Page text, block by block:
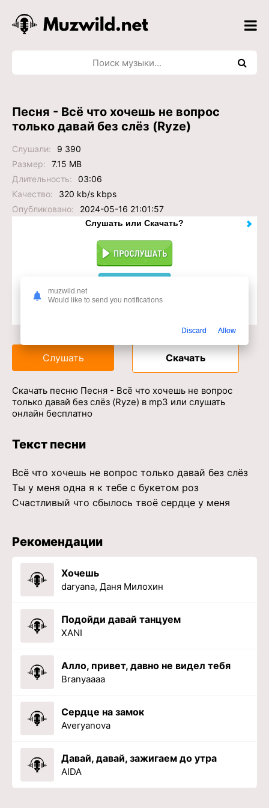
Песня - Всё что хочешь не вопрос
только давай без слёз (Ryze)
Слушали:
9 390
Размер:
7.15 MB
Длительность:
03:06
Качество:
320 kb/s kbps
Опубликовано:
2024-05-16 21:01:57
Слушать или Скачать?
Слушать Скачать
Скачать песню Песня - Всё что хочешь не вопрос
только давай без слёз (Ryze) в mp3 или слушать
онлайн бесплатно
Текст песни
Всё что хочешь не вопрос только давай без слёз
Ты у меня одна я к тебе с букетом роз
Счастливый что сбылось твоё сердце у меня
Рекомендации
Хочешь
daryana, Даня Милохин
Подойди давай танцуем
XANI
Алло, привет, давно не видел тебя
Branyaaaa
Сердце на замок
Averyanova
Давай, давай, зажигаем до утра
AIDA
muzwild.net
Would like to send you notifications
Discard Allow